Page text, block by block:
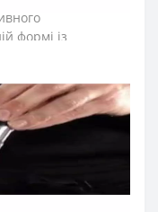
формі із
з
не створюють
рукоятки
що
для м’яса.